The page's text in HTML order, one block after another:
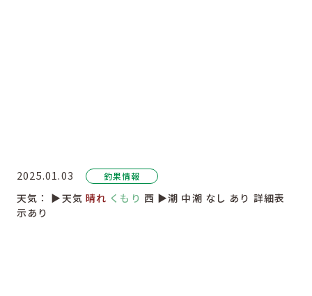
2025.01.03 釣果情報
天気： ▶︎天気 晴れ くもり 西 ▶︎潮 中潮 なし あり 詳細表
示あり